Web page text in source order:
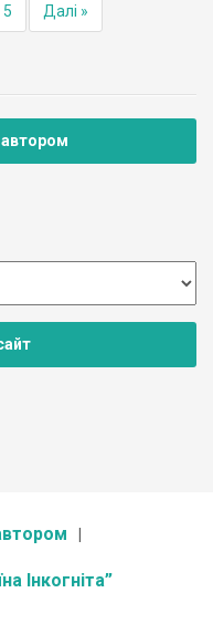
5 Далі »
Інкогніта”